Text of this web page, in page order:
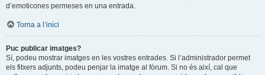
d’emoticones permeses en una entrada.
Torna a l’inici
Puc publicar imatges?
Sí, podeu mostrar imatges en les vostres entrades. Si l’administrador permet
els fitxers adjunts, podeu penjar la imatge al fòrum. Si no és així, cal que